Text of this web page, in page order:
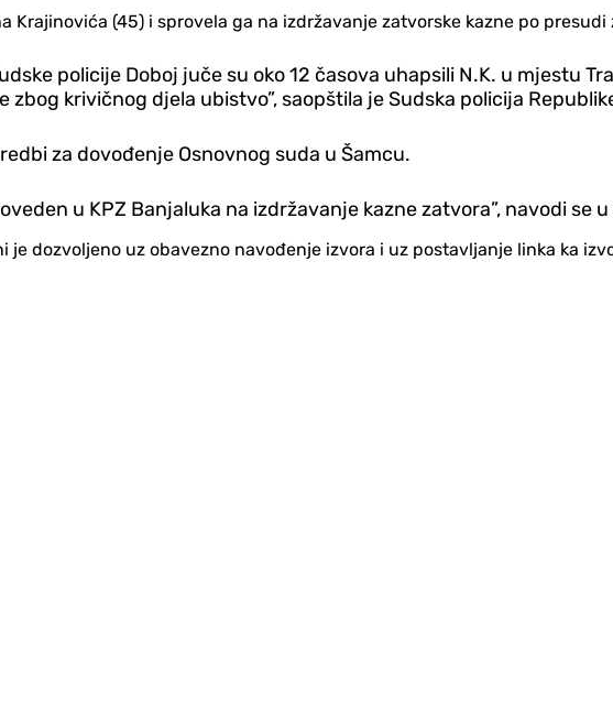
Krajinovića (45) i sprovela ga na izdržavanje zatvorske kazne po
policije Doboj juče su oko 12 časova uhapsili N.K. u mjestu
krivičnog djela ubistvo”, saopštila je Sudska policija
za dovođenje Osnovnog suda u Šamcu.
u KPZ Banjaluka na izdržavanje kazne zatvora”, navodi se
je dozvoljeno uz obavezno navođenje izvora i uz postavljanje linka ka